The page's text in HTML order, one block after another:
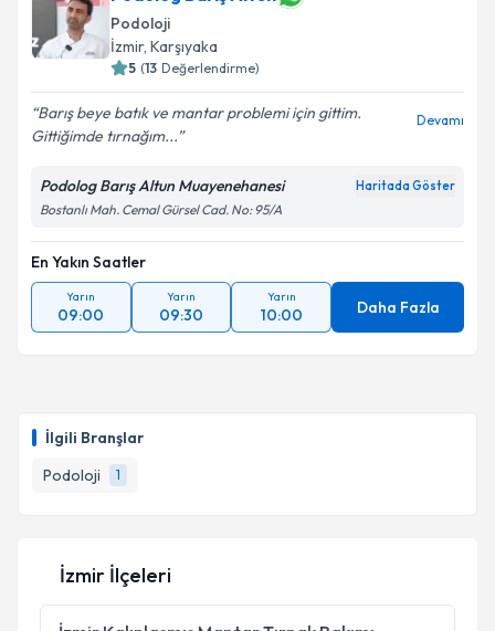
İlgili Branşlar
Podoloji
1
Podoloji
İzmir, Karşıyaka
5 (13 Değerlendirme)
Barış beye batık ve mantar problemi için gittim.
Gittiğimde tırnağım...
Devamı
Podolog Barış Altun Muayenehanesi Haritada Göster
Bostanlı Mah. Cemal Gürsel Cad. No: 95/A
En Yakın Saatler
Yarın
09:00
Yarın
09:30
Yarın
10:00 Daha Fazla
İzmir İlçeleri